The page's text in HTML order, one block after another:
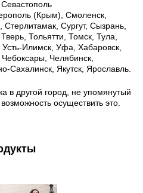
(Крым), Смоленск,
Сургут, Сызрань,
Тольятти, Томск, Тула,
Илимск, Уфа, Хабаровск,
Челябинск,
Якутск, Ярославль.
в другой город, не упомянутый
осуществить это.